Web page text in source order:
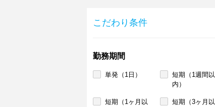
こだわり条件
勤務期間
単発（1日）
短期（1週間以
内）
短期（1ヶ月以
短期（3ヶ月以